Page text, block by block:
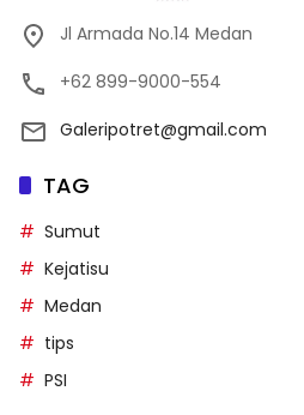
Jl Armada No.14 Medan
+62 899-9000-554
Galeripotret@gmail.com
TAG
Sumut
Kejatisu
Medan
tips
PSI